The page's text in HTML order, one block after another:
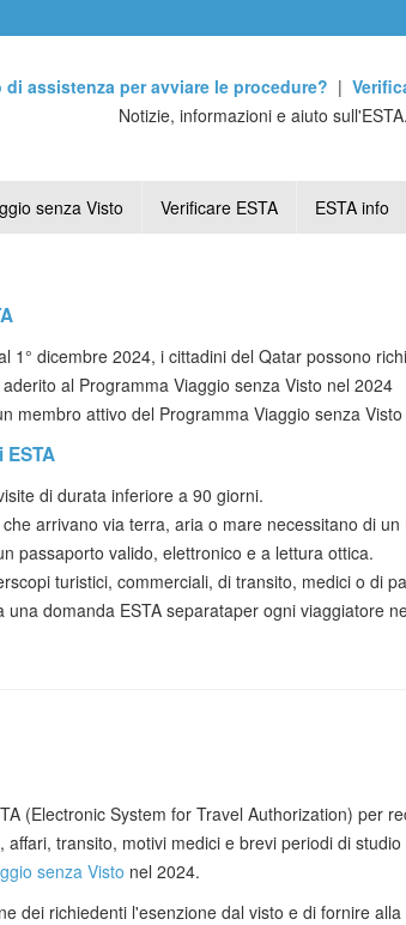
di assistenza per avviare le procedure? |
Notizie, informazioni e aiuto sull'ESTA.
senza Visto Verificare ESTA ESTA info
1° dicembre 2024, i cittadini del Qatar possono
al Programma Viaggio senza Visto nel 2024
membro attivo del Programma Viaggio senza
di durata inferiore a 90 giorni.
arrivano via terra, aria o mare necessitano di un
passaporto valido, elettronico e a lettura ottica.
scopi turistici, commerciali, di transito, medici o di
una domanda ESTA separataper ogni viaggiatore
(Electronic System for Travel Authorization) per
transito, motivi medici e brevi periodi di
senza Visto nel 2024.
dei richiedenti l'esenzione dal visto e di fornire